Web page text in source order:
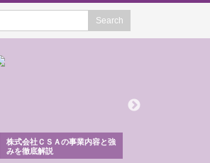
株式会社ＣＳＡの事業内容と強
みを徹底解説